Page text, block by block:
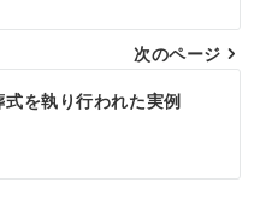
次のページ
を執り行われた実例